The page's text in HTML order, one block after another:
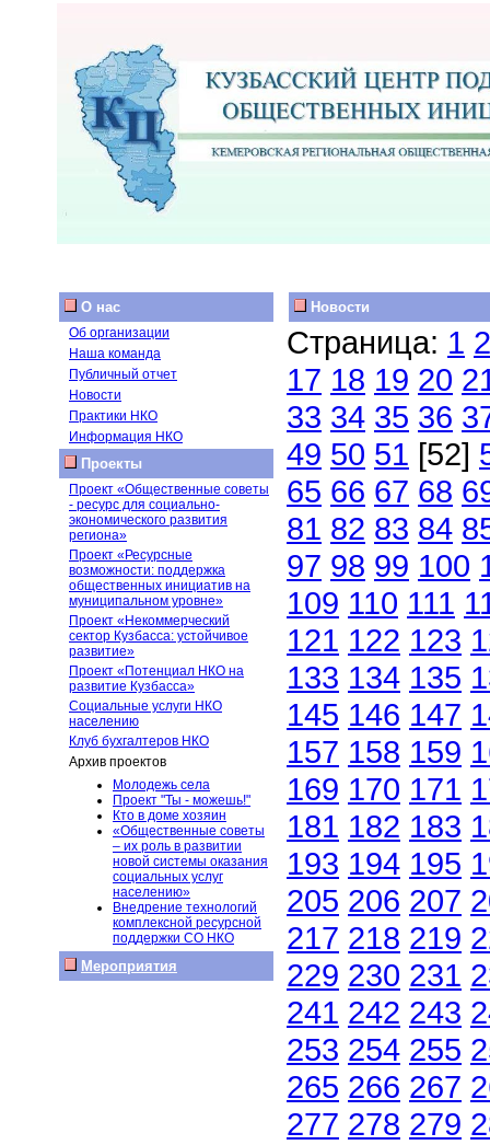
О нас
Об организации
Наша команда
Публичный отчет
Новости
Практики НКО
Информация НКО
Проекты
Проект «Общественные советы
- ресурс для социально-
экономического развития
региона»
Проект «Ресурсные
возможности: поддержка
общественных инициатив на
муниципальном уровне»
Проект «Некоммерческий
сектор Кузбасса: устойчивое
развитие»
Проект «Потенциал НКО на
развитие Кузбасса»
Социальные услуги НКО
населению
Клуб бухгалтеров НКО
Архив проектов
Молодежь села
Проект "Ты - можешь!"
Кто в доме хозяин
«Общественные советы
– их роль в развитии
новой системы оказания
социальных услуг
населению»
Внедрение технологий
комплексной ресурсной
поддержки СО НКО
Мероприятия
Новости
Страница: 1 2
17 18 19 20
33 34 35 36
49 50 51 [52]
65 66 67 68
81 82 83 84
97 98 99 100
109 110 111
121 122 123
133 134 135
145 146 147
157 158 159
169 170 171
181 182 183
193 194 195
205 206 207
217 218 219
229 230 231
241 242 243
253 254 255
265 266 267
277 278 279